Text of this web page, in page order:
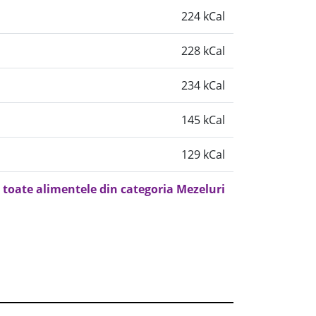
224 kCal
228 kCal
234 kCal
145 kCal
129 kCal
toate alimentele din categoria Mezeluri